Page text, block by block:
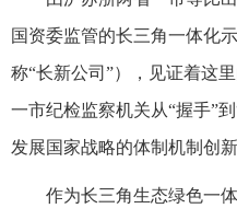
国资委监管的长三角一体化
称“长新公司”），见证着这
一市纪检监察机关从“握手”
发展国家战略的体制机制创新
作为长三角生态绿色一